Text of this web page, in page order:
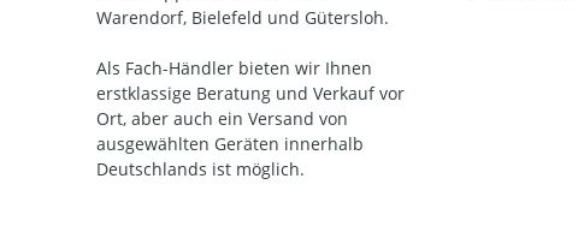
Warendorf, Bielefeld und Gütersloh.
Als Fach-Händler bieten wir Ihnen
erstklassige Beratung und Verkauf vor
Ort, aber auch ein Versand von
ausgewählten Geräten innerhalb
Deutschlands ist möglich.